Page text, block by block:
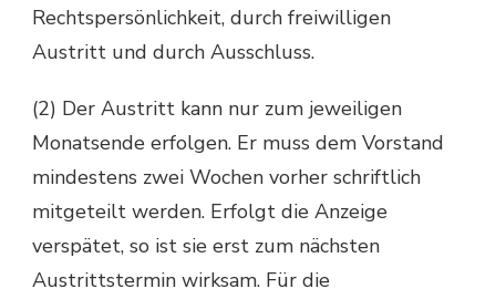
Rechtspersönlichkeit, durch freiwilligen
Austritt und durch Ausschluss.
(2) Der Austritt kann nur zum jeweiligen
Monatsende erfolgen. Er muss dem Vorstand
mindestens zwei Wochen vorher schriftlich
mitgeteilt werden. Erfolgt die Anzeige
verspätet, so ist sie erst zum nächsten
Austrittstermin wirksam. Für die